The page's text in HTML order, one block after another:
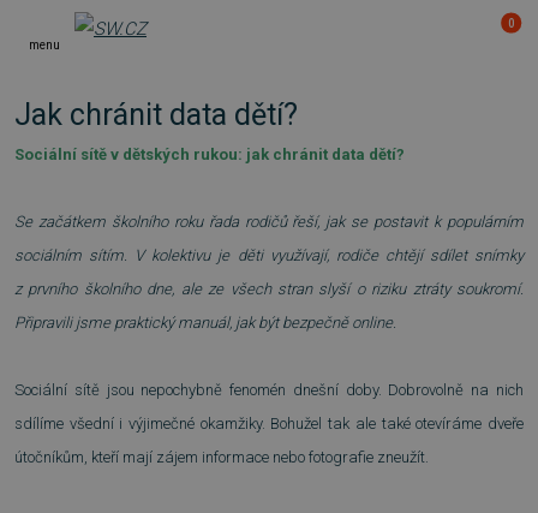
menu
0
Jak chránit data dětí?
Sociální sítě v dětských rukou: jak chránit data dětí?
Se začátkem školního roku řada rodičů řeší, jak se postavit k populárním
sociálním sítím. V kolektivu je děti využívají, rodiče chtějí sdílet snímky
z prvního školního dne, ale ze všech stran slyší o riziku ztráty soukromí.
Připravili jsme praktický manuál, jak být bezpečně online.
Sociální sítě jsou nepochybně fenomén dnešní doby. Dobrovolně na nich
sdílíme všední i výjimečné okamžiky. Bohužel tak ale také otevíráme dveře
útočníkům, kteří mají zájem informace nebo fotografie zneužít.